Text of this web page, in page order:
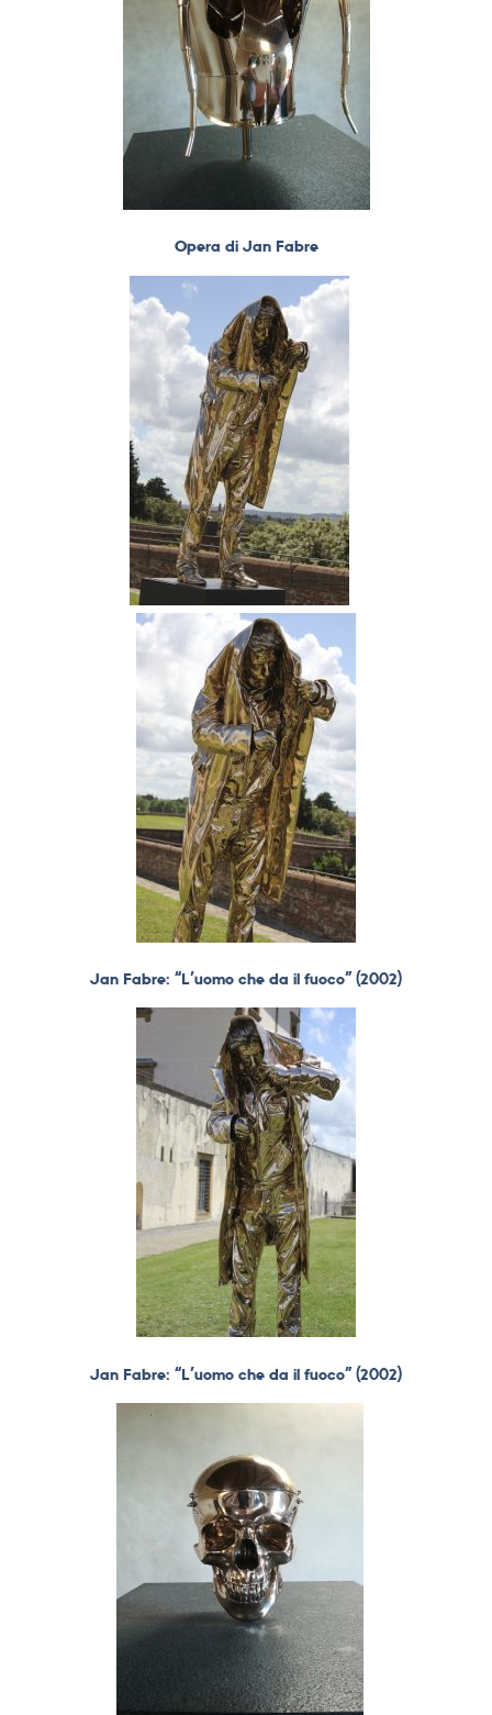
Opera di Jan Fabre
Jan Fabre: “L’uomo che da il fuoco” (2002)
Jan Fabre: “L’uomo che da il fuoco” (2002)